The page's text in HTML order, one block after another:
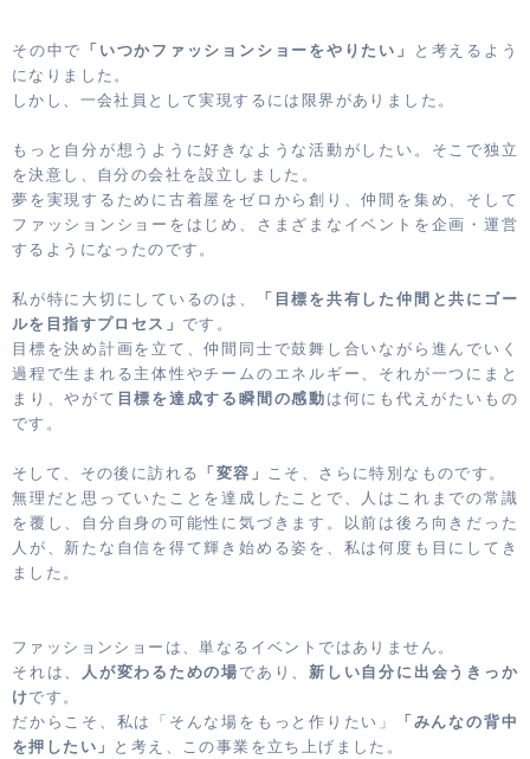
その中で 「いつかファッションショーをやりたい」
と考えるよう
になりました。
しかし、一会社員として実現するには限界がありました。
もっと自分が想うように好きなような活動がしたい。そこで独立
を決意し、自分の会社を設立しました。
夢を実現するために古着屋をゼロから創り、仲間を集め、そして
ファッションショーをはじめ、さまざまなイベントを企画・運営
するようになったのです。
私が特に大切にしているのは、
「目標を共有した仲間と共にゴー
ルを目指すプロセス」 です。
目標を決め計画を立て、仲間同士で鼓舞し合いながら進んでいく
過程で生まれる主体性やチームのエネルギー、それが一つにまと
まり、やがて 目標を達成する瞬間の感動は何にも代えがたいもの
です。
そして、その後に訪れる 「変容」 こそ、さらに特別なものです。
無理だと思っていたことを達成したことで、人はこれまでの常識
を覆し、自分自身の可能性に気づきます。以前は後ろ向きだった
人が、新たな自信を得て輝き始める姿を、私は何度も目にしてき
ました。
ファッションショーは、単なるイベントではありません。
それは、
人が変わるための場であり、 新しい自分に出会うきっか
けです。
だからこそ、私は「そんな場をもっと作りたい」
「みんなの背中
を押したい」 と考え、この事業を立ち上げました。